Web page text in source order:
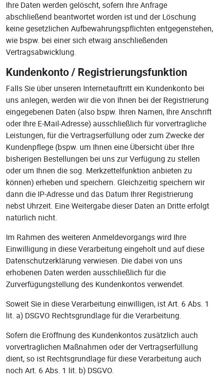
Ihre Daten werden gelöscht, sofern Ihre Anfrage
abschließend beantwortet worden ist und der Löschung
keine gesetzlichen Aufbewahrungspflichten entgegenstehen,
wie bspw. bei einer sich etwaig anschließenden
Vertragsabwicklung.
Kundenkonto / Registrierungsfunktion
Falls Sie über unseren Internetauftritt ein Kundenkonto bei
uns anlegen, werden wir die von Ihnen bei der Registrierung
eingegebenen Daten (also bspw. Ihren Namen, Ihre Anschrift
oder Ihre E-Mail-Adresse) ausschließlich für vorvertragliche
Leistungen, für die Vertragserfüllung oder zum Zwecke der
Kundenpflege (bspw. um Ihnen eine Übersicht über Ihre
bisherigen Bestellungen bei uns zur Verfügung zu stellen
oder um Ihnen die sog. Merkzettelfunktion anbieten zu
können) erheben und speichern. Gleichzeitig speichern wir
dann die IP-Adresse und das Datum Ihrer Registrierung
nebst Uhrzeit. Eine Weitergabe dieser Daten an Dritte erfolgt
natürlich nicht.
Im Rahmen des weiteren Anmeldevorgangs wird Ihre
Einwilligung in diese Verarbeitung eingeholt und auf diese
Datenschutzerklärung verwiesen. Die dabei von uns
erhobenen Daten werden ausschließlich für die
Zurverfügungstellung des Kundenkontos verwendet.
Soweit Sie in diese Verarbeitung einwilligen, ist Art. 6 Abs. 1
lit. a) DSGVO Rechtsgrundlage für die Verarbeitung.
Sofern die Eröffnung des Kundenkontos zusätzlich auch
vorvertraglichen Maßnahmen oder der Vertragserfüllung
dient, so ist Rechtsgrundlage für diese Verarbeitung auch
noch Art. 6 Abs. 1 lit. b) DSGVO.